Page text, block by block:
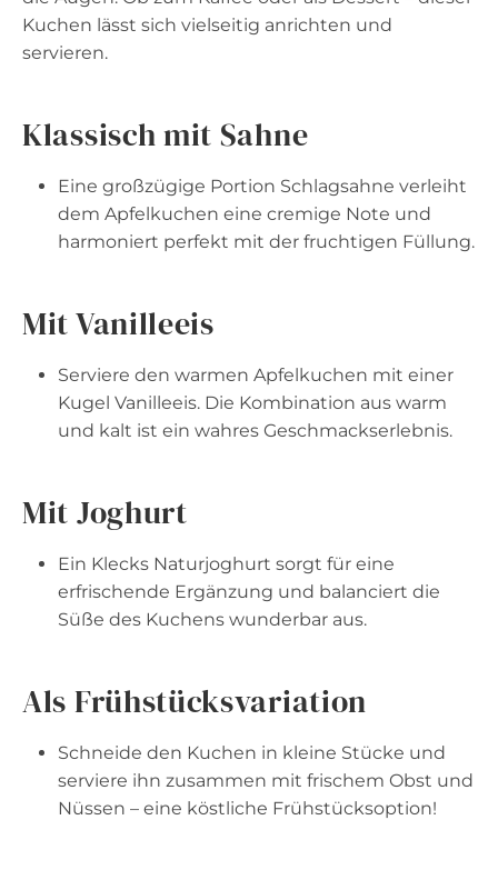
Kuchen lässt sich vielseitig anrichten und
servieren.
Klassisch mit Sahne
Eine großzügige Portion Schlagsahne verleiht
dem Apfelkuchen eine cremige Note und
harmoniert perfekt mit der fruchtigen Füllung.
Mit Vanilleeis
Serviere den warmen Apfelkuchen mit einer
Kugel Vanilleeis. Die Kombination aus warm
und kalt ist ein wahres Geschmackserlebnis.
Mit Joghurt
Ein Klecks Naturjoghurt sorgt für eine
erfrischende Ergänzung und balanciert die
Süße des Kuchens wunderbar aus.
Als Frühstücksvariation
Schneide den Kuchen in kleine Stücke und
serviere ihn zusammen mit frischem Obst und
Nüssen – eine köstliche Frühstücksoption!